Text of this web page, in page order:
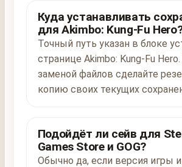
Куда устанавливать
для Akimbo: Kung-Fu
Точный путь указан в блоке
странице Akimbo: Kung-Fu
заменой файлов сделайте
копию своих текущих
Подойдёт ли сейв для
Games Store и GOG?
Обычно да, если версия игры